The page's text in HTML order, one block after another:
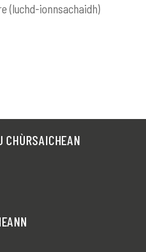
(luchd-ionnsachaidh)